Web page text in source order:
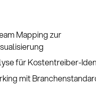
Mapping zur
für Kostentreiber-
mit